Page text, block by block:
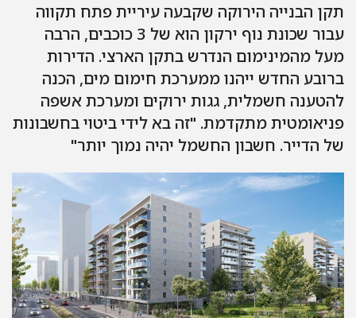
תקן הבנייה הירוקה שקבעה עיריית פתח תקווה
עבור שכונת נוף ירקון הוא של 3 כוכבים, הרבה
מעל מהמינימום הנדרש בתקן הארצי. הדירות
ברובע החדש ייהנו ממערכת חימום מים, הכנה
להטענה חשמלית, גגות ירוקים ומערכת אשפה
פניאומטית מתקדמת. "זה בא לידי ביטוי בחשבונות
של הדייר. חשבון החשמל יהיה נמוך יותר"